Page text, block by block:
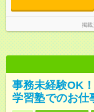
掲載
事務未経験OK
学習塾でのお仕